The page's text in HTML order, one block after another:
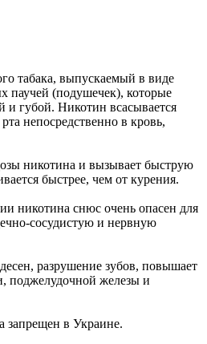
табака, выпускаемый в виде
паучей (подушечек), которые
и губой. Никотин всасывается
непосредственно в кровь,
никотина и вызывает быструю
быстрее, чем от курения.
никотина снюс очень опасен для
сосудистую и нервную
разрушение зубов, повышает
поджелудочной железы и
запрещен в Украине.